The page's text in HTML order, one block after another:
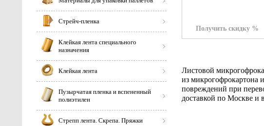
Стрейч-пленка
Клейкая лента специального
назначения
Клейкая лента
Пузырчатая пленка и вспененный
полиэтилен
Стрепп лента. Скрепа. Пряжки
Получить скидку %
Листовой
из микрогофрокартона
повреждений при
доставкой по Москве и